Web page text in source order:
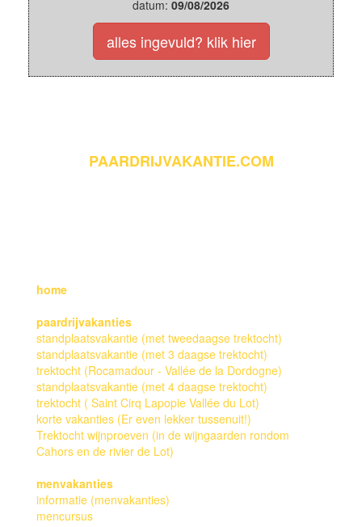
datum: 09/08/2026
alles ingevuld? klik hier
PAARDRIJVAKANTIE.COM
home
paardrijvakanties
standplaatsvakantie (met tweedaagse trektocht)
standplaatsvakantie (met 3 daagse trektocht)
trektocht (Rocamadour - Vallée de la Dordogne)
standplaatsvakantie (met 4 daagse trektocht)
trektocht ( Saint Cirq Lapopie Vallée du Lot)
korte vakanties (Er even lekker tussenuit!)
Trektocht wijnproeven (in de wijngaarden rondom
Cahors en de rivier de Lot)
menvakanties
informatie (menvakanties)
mencursus